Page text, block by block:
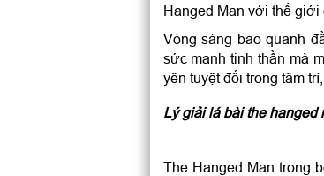
Hanged Man với thế giới
Vòng sáng bao quanh
sức mạnh tinh thần mà
yên tuyệt đối trong tâm
Lý giải lá bài the
The Hanged Man trong